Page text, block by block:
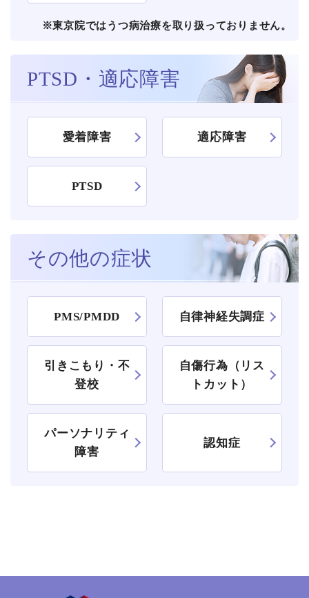
※東京院ではうつ病治療を取り扱っておりません。
PTSD・適応障害
愛着障害 適応障害
PTSD
その他の症状
PMS/PMDD 自律神経失調症
引きこもり・不
登校
自傷行為（リス
トカット）
パーソナリティ
障害
認知症